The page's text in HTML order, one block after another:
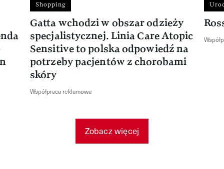
Shopping
Gatta wchodzi w obszar odzieży
specjalistycznej. Linia Care Atopic
Sensitive to polska odpowiedź na
potrzeby pacjentów z chorobami
skóry
Współpraca reklamowa
Zobacz więcej